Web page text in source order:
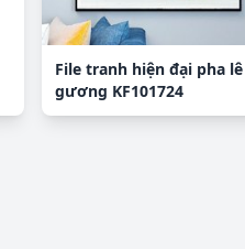
File tranh hiện đại pha lê
gương KF101724